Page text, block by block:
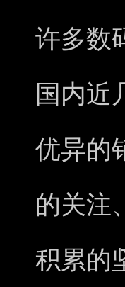
许多数
国内近
优异的
的关注
积累的